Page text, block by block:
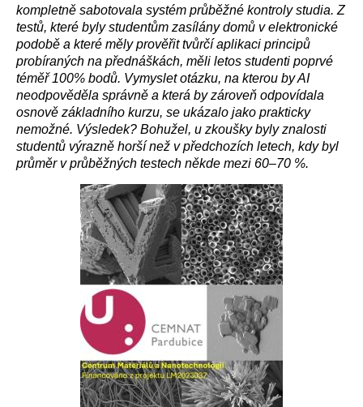
kompletně sabotovala systém průběžné kontroly studia. Z
testů, které byly studentům zasílány domů v elektronické
podobě a které měly prověřit tvůrčí aplikaci principů
probíraných na přednáškách, měli letos studenti poprvé
téměř 100% bodů. Vymyslet otázku, na kterou by AI
neodpověděla správně a která by zároveň odpovídala
osnově základního kurzu, se ukázalo jako prakticky
nemožné. Výsledek? Bohužel, u zkoušky byly znalosti
studentů výrazně horší než v předchozích letech, kdy byl
průměr v průběžných testech někde mezi 60–70 %.